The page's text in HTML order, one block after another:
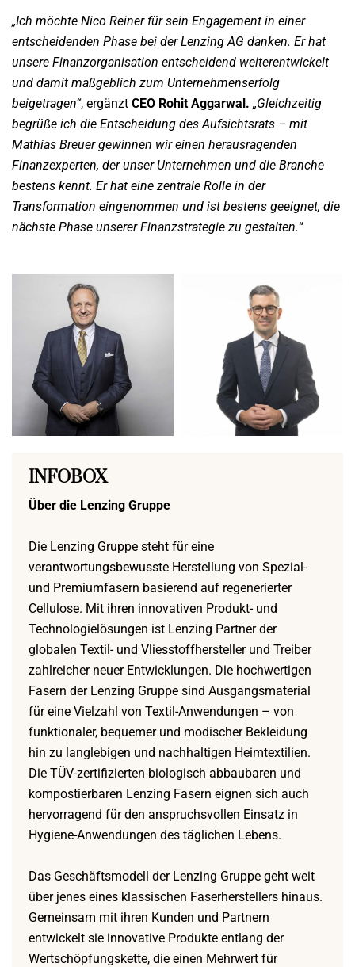
„Ich möchte Nico Reiner für sein Engagement in einer
entscheidenden Phase bei der Lenzing AG danken. Er hat
unsere Finanzorganisation entscheidend weiterentwickelt
und damit maßgeblich zum Unternehmenserfolg
beigetragen“, ergänzt CEO Rohit Aggarwal. „Gleichzeitig
begrüße ich die Entscheidung des Aufsichtsrats – mit
Mathias Breuer gewinnen wir einen herausragenden
Finanzexperten, der unser Unternehmen und die Branche
bestens kennt. Er hat eine zentrale Rolle in der
Transformation eingenommen und ist bestens geeignet, die
nächste Phase unserer Finanzstrategie zu gestalten.“
INFOBOX
Über die Lenzing Gruppe
Die Lenzing Gruppe steht für eine
verantwortungsbewusste Herstellung von Spezial-
und Premiumfasern basierend auf regenerierter
Cellulose. Mit ihren innovativen Produkt- und
Technologielösungen ist Lenzing Partner der
globalen Textil- und Vliesstoffhersteller und Treiber
zahlreicher neuer Entwicklungen. Die hochwertigen
Fasern der Lenzing Gruppe sind Ausgangsmaterial
für eine Vielzahl von Textil-Anwendungen – von
funktionaler, bequemer und modischer Bekleidung
hin zu langlebigen und nachhaltigen Heimtextilien.
Die TÜV-zertifizierten biologisch abbaubaren und
kompostierbaren Lenzing Fasern eignen sich auch
hervorragend für den anspruchsvollen Einsatz in
Hygiene-Anwendungen des täglichen Lebens.
Das Geschäftsmodell der Lenzing Gruppe geht weit
über jenes eines klassischen Faserherstellers hinaus.
Gemeinsam mit ihren Kunden und Partnern
entwickelt sie innovative Produkte entlang der
Wertschöpfungskette, die einen Mehrwert für